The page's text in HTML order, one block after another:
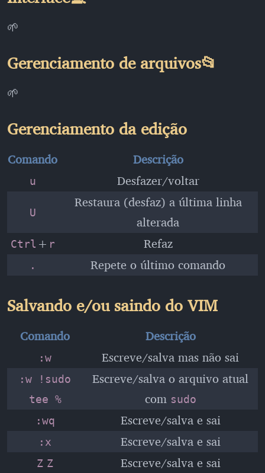
🌱
Gerenciamento de arquivos📂
🌱
Gerenciamento da edição
Comando Descrição
u Desfazer/voltar
U
Restaura (desfaz) a última linha
alterada
Ctrl + r Refaz
. Repete o último comando
Salvando e/ou saindo do VIM
Comando Descrição
:w Escreve/salva mas não sai
:w !sudo
tee %
Escreve/salva o arquivo atual
com sudo
:wq
Escreve/salva e sai
:x Escreve/salva e sai
Z Z Escreve/salva e sai